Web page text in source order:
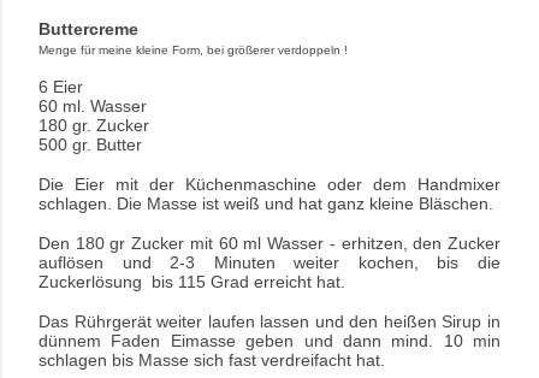
Buttercreme
Menge für meine kleine Form, bei größerer verdoppeln !
6 Eier
60 ml. Wasser
180 gr. Zucker
500 gr. Butter
Die Eier mit der Küchenmaschine oder dem Handmixer
schlagen. Die Masse ist weiß und hat ganz kleine Bläschen.
Den 180 gr Zucker mit 60 ml Wasser - erhitzen, den Zucker
auflösen und 2-3 Minuten weiter kochen, bis die
Zuckerlösung bis 115 Grad erreicht hat.
Das Rührgerät weiter laufen lassen und den heißen Sirup in
dünnem Faden Eimasse geben und dann mind. 10 min
schlagen bis Masse sich fast verdreifacht hat.